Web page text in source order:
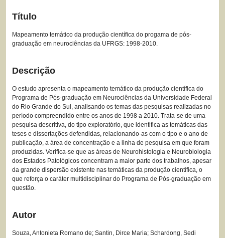
Título
Mapeamento temático da produção científica do progama de pós-
graduação em neurociências da UFRGS: 1998-2010.
Descrição
O estudo apresenta o mapeamento temático da produção científica do
Programa de Pós-graduação em Neurociências da Universidade Federal
do Rio Grande do Sul, analisando os temas das pesquisas realizadas no
período compreendido entre os anos de 1998 a 2010. Trata-se de uma
pesquisa descritiva, do tipo exploratório, que identifica as temáticas das
teses e dissertações defendidas, relacionando-as com o tipo e o ano de
publicação, a área de concentração e a linha de pesquisa em que foram
produzidas. Verifica-se que as áreas de Neurohistologia e Neurobiologia
dos Estados Patológicos concentram a maior parte dos trabalhos, apesar
da grande dispersão existente nas temáticas da produção científica, o
que reforça o caráter multidisciplinar do Programa de Pós-graduação em
questão.
Autor
Souza, Antonieta Romano de; Santin, Dirce Maria; Schardong, Sedi